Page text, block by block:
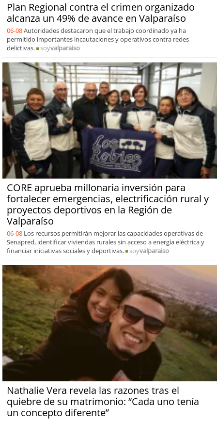
Plan Regional contra el crimen organizado
alcanza un 49% de avance en Valparaíso
06-08Autoridades destacaron que el trabajo coordinado ya ha
permitido importantes incautaciones y operativos contra redes
delictivas.
soyvalparaiso
CORE aprueba millonaria inversión para
fortalecer emergencias, electrificación rural y
proyectos deportivos en la Región de
Valparaíso
06-08 Los recursos permitirán mejorar las capacidades operativas de
Senapred, identificar viviendas rurales sin acceso a energía eléctrica y
financiar iniciativas sociales y deportivas.
soyvalparaiso
Nathalie Vera revela las razones tras el
quiebre de su matrimonio: “Cada uno tenía
un concepto diferente”